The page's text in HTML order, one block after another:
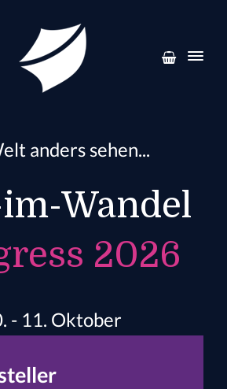
anders sehen...
Wandel
2026
- 11. Oktober